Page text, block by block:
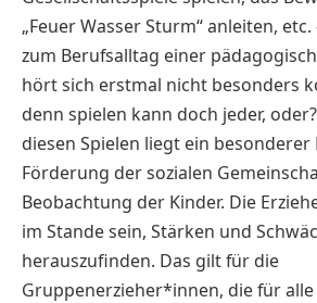
„Feuer Wasser Sturm“ anleiten,
zum Berufsalltag einer
hört sich erstmal nicht besonders
denn spielen kann doch jeder,
diesen Spielen liegt ein besonderer
Förderung der sozialen
Beobachtung der Kinder. Die
im Stande sein, Stärken und
herauszufinden. Das gilt für die
Gruppenerzieher*innen, die für